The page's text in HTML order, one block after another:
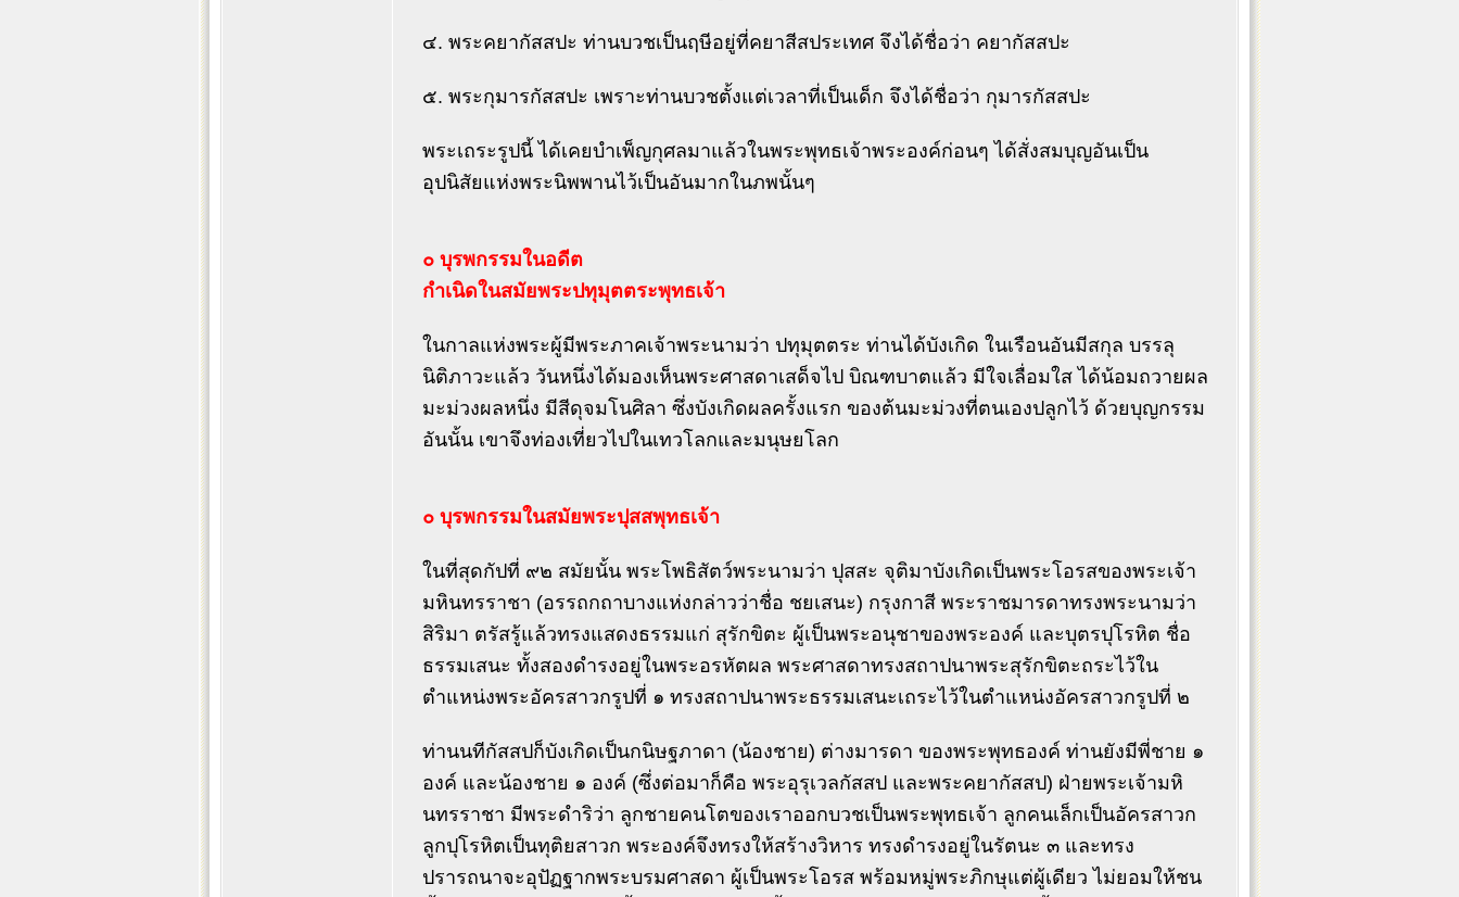
๔. พระคยากัสสปะ ท่านบวชเป็นฤษีอยู่ที่คยาสีสประเทศ จึงได้ชื่อว่า คยากัสสปะ
๕. พระกุมารกัสสปะ เพราะท่านบวชตั้งแต่เวลาที่เป็นเด็ก จึงได้ชื่อว่า กุมารกัสสปะ
พระเถระรูปนี้ ได้เคยบำเพ็ญกุศลมาแล้วในพระพุทธเจ้าพระองค์ก่อนๆ ได้สั่งสมบุญอันเป็น
อุปนิสัยแห่งพระนิพพานไว้เป็นอันมากในภพนั้นๆ
๐ บุรพกรรมในอดีต
กำเนิดในสมัยพระปทุมุตตระพุทธเจ้า
ในกาลแห่งพระผู้มีพระภาคเจ้าพระนามว่า ปทุมุตตระ ท่านได้บังเกิด ในเรือนอันมีสกุล บรรลุ
นิติภาวะแล้ว วันหนึ่งได้มองเห็นพระศาสดาเสด็จไป บิณฑบาตแล้ว มีใจเลื่อมใส ได้น้อมถวายผล
มะม่วงผลหนึ่ง มีสีดุจมโนศิลา ซึ่งบังเกิดผลครั้งแรก ของต้นมะม่วงที่ตนเองปลูกไว้ ด้วยบุญกรรม
อันนั้น เขาจึงท่องเที่ยวไปในเทวโลกและมนุษยโลก
๐ บุรพกรรมในสมัยพระปุสสพุทธเจ้า
ในที่สุดกัปที่ ๙๒ สมัยนั้น พระโพธิสัตว์พระนามว่า ปุสสะ จุติมาบังเกิดเป็นพระโอรสของพระเจ้า
มหินทรราชา (อรรถกถาบางแห่งกล่าวว่าชื่อ ชยเสนะ) กรุงกาสี พระราชมารดาทรงพระนามว่า
สิริมา ตรัสรู้แล้วทรงแสดงธรรมแก่ สุรักขิตะ ผู้เป็นพระอนุชาของพระองค์ และบุตรปุโรหิต ชื่อ
ธรรมเสนะ ทั้งสองดำรงอยู่ในพระอรหัตผล พระศาสดาทรงสถาปนาพระสุรักขิตะถระไว้ใน
ตำแหน่งพระอัครสาวกรูปที่ ๑ ทรงสถาปนาพระธรรมเสนะเถระไว้ในตำแหน่งอัครสาวกรูปที่ ๒
ท่านนทีกัสสปก็บังเกิดเป็นกนิษฐภาดา (น้องชาย) ต่างมารดา ของพระพุทธองค์ ท่านยังมีพี่ชาย ๑
องค์ และน้องชาย ๑ องค์ (ซึ่งต่อมาก็คือ พระอุรุเวลกัสสป และพระคยากัสสป) ฝ่ายพระเจ้ามหิ
นทรราชา มีพระดำริว่า ลูกชายคนโตของเราออกบวชเป็นพระพุทธเจ้า ลูกคนเล็กเป็นอัครสาวก
ลูกปุโรหิตเป็นทุติยสาวก พระองค์จึงทรงให้สร้างวิหาร ทรงดำรงอยู่ในรัตนะ ๓ และทรง
ปรารถนาจะอุปัฏฐากพระบรมศาสดา ผู้เป็นพระโอรส พร้อมหมู่พระภิกษุแต่ผู้เดียว ไม่ยอมให้ชน